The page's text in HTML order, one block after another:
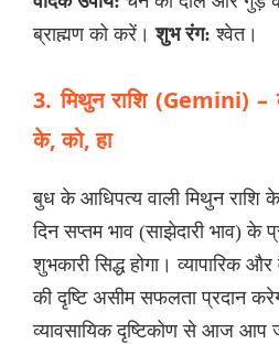
ब्राह्मण को करें।शुभ रंग: श्वेत।
3. मिथुन राशि (Gemini)
के, को, हा
बुध के आधिपत्य वाली मिथुन
दिन सप्तम भाव (साझेदारी भाव) के
शुभकारी सिद्ध होगा। व्यापारिक
की दृष्टि असीम सफलता प्रदान
व्यावसायिक दृष्टिकोण से आज आप